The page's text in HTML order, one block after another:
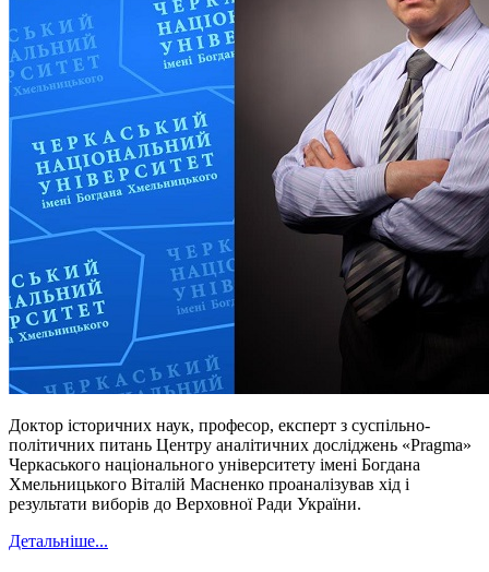
Доктор історичних наук, професор, експерт з суспільно-
політичних питань Центру аналітичних досліджень «Pragma»
Черкаського національного університету імені Богдана
Хмельницького Віталій Масненко проаналізував хід і
результати виборів до Верховної Ради України.
Детальніше...